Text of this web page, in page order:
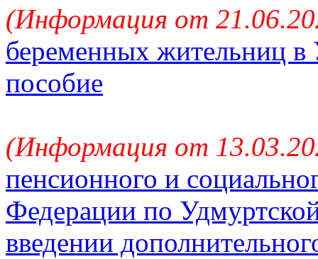
(Информация от
беременных жительниц
пособие
(Информация от
пенсионного и
Федерации по
введении